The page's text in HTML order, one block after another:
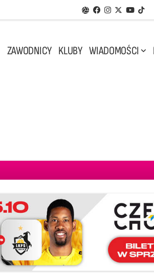
Aplikacja
Facebook
ZAWODNICY KLUBY WIADOMOŚCI